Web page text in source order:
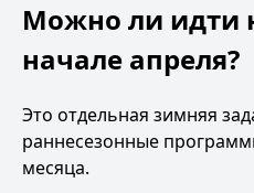
Можно ли идти
начале апреля?
Это отдельная зимняя
раннесезонные
месяца.